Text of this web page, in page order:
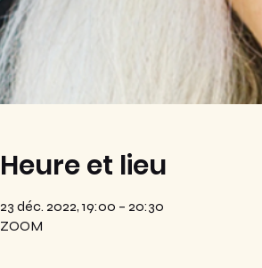
Heure et lieu
23 déc. 2022, 19:00 – 20:30
ZOOM